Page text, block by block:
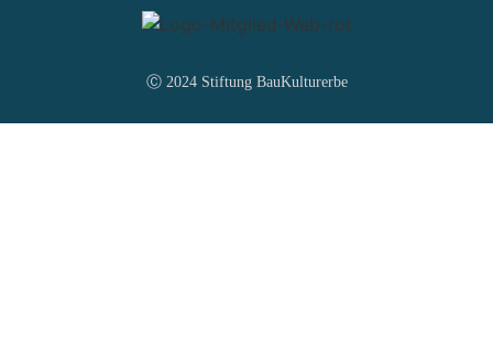
Ⓒ 2024 Stiftung BauKulturerbe